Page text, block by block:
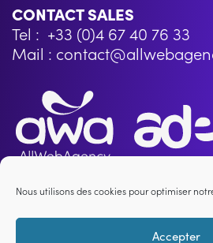
Nous utilisons des cookies pour optimiser
Accepter
CONTACT SALES
Tel : +33 (0)4 67 40 76 33
Mail :
AllWebAgency, une marque